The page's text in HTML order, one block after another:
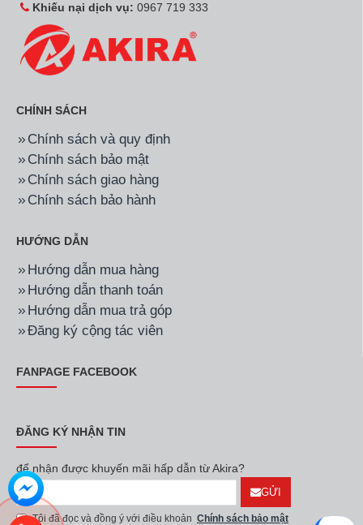
Khiếu nại dịch vụ: 0967 719 333
CHÍNH SÁCH
Chính sách và quy định
Chính sách bảo mật
Chính sách giao hàng
Chính sách bảo hành
HƯỚNG DẪN
Hướng dẫn mua hàng
Hướng dẫn thanh toán
Hướng dẫn mua trả góp
Đăng ký cộng tác viên
FANPAGE FACEBOOK
ĐĂNG KÝ NHẬN TIN
để nhận được khuyến mãi hấp dẫn từ Akira?
GỬI
Tôi đã đọc và đồng ý với điều khoản Chính sách bảo mật